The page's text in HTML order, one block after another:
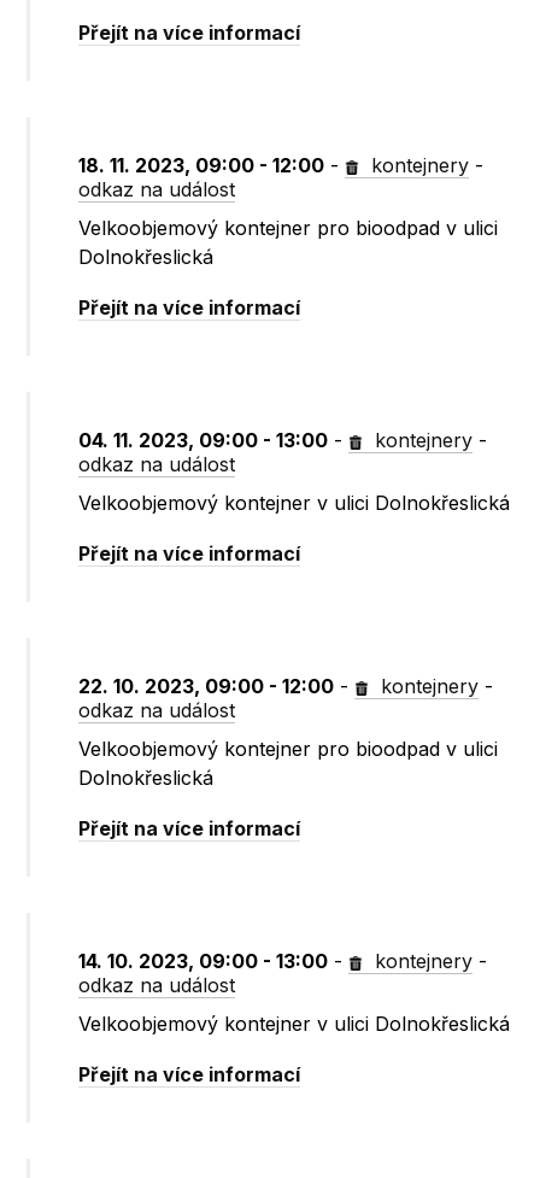
Přejít na více informací
18. 11. 2023, 09:00 - 12:00 - kontejnery -
odkaz na událost
Velkoobjemový kontejner pro bioodpad v ulici
Dolnokřeslická
Přejít na více informací
04. 11. 2023, 09:00 - 13:00 - kontejnery -
odkaz na událost
Velkoobjemový kontejner v ulici Dolnokřeslická
Přejít na více informací
22. 10. 2023, 09:00 - 12:00 - kontejnery -
odkaz na událost
Velkoobjemový kontejner pro bioodpad v ulici
Dolnokřeslická
Přejít na více informací
14. 10. 2023, 09:00 - 13:00 - kontejnery -
odkaz na událost
Velkoobjemový kontejner v ulici Dolnokřeslická
Přejít na více informací